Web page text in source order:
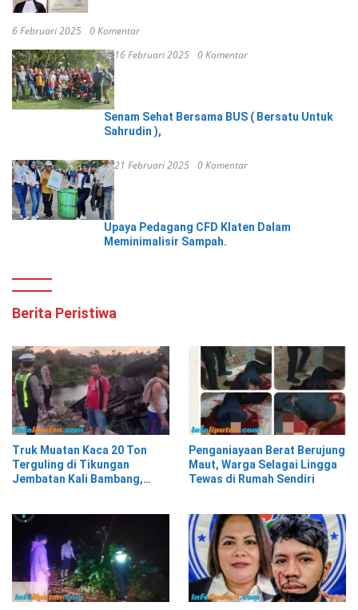
6 Februari 2025 0 Komentar
16 Februari 2025 0 Komentar
Senam Sehat Bersama BUS ( Bersatu Untuk
Sahrudin ),
21 Februari 2025 0 Komentar
Upaya Pedagang CFD Klaten Dalam
Meminimalisir Sampah.
Berita Peristiwa
Truk Muatan Kaca 20 Ton
Terguling di Tikungan
Jembatan Kali Bambang,
Penganiayaan Berat Berujung
Maut, Warga Selagai Lingga
Tewas di Rumah Sendiri